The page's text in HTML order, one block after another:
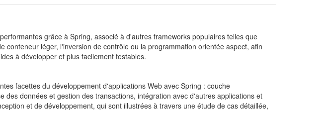
grâce à Spring, associé à d'autres frameworks populaires telles que
léger, l'inversion de contrôle ou la programmation orientée aspect, afin
à développer et plus facilement testables.
facettes du développement d'applications Web avec Spring : couche
données et gestion des transactions, intégration avec d'autres applications et
et de développement, qui sont illustrées à travers une étude de cas détaillée,